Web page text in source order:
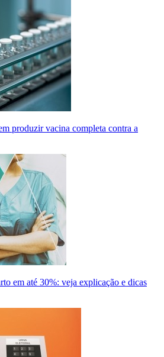
produzir vacina completa contra a
em até 30%: veja explicação e dicas